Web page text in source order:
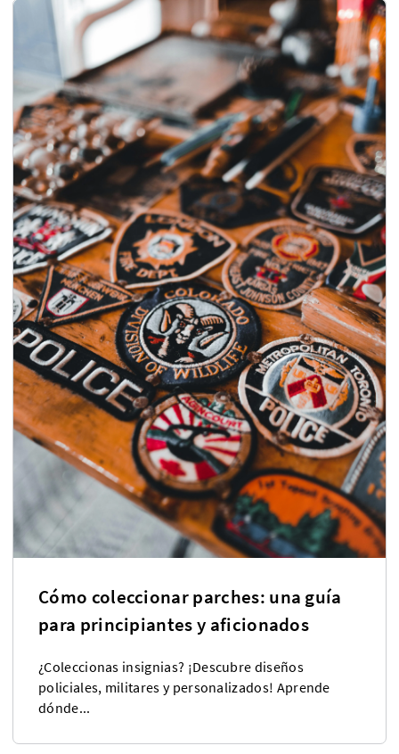
Cómo coleccionar parches: una guía
para principiantes y aficionados
¿Coleccionas insignias? ¡Descubre diseños
policiales, militares y personalizados! Aprende
dónde...